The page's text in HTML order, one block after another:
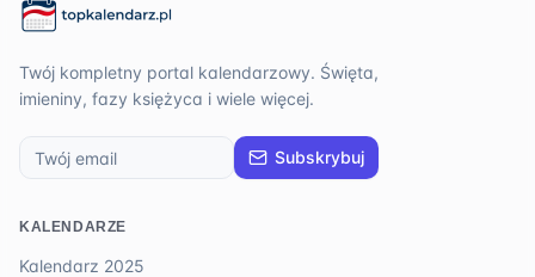
Twój kompletny portal kalendarzowy. Święta,
imieniny, fazy księżyca i wiele więcej.
Subskrybuj
KALENDARZE
Kalendarz 2025